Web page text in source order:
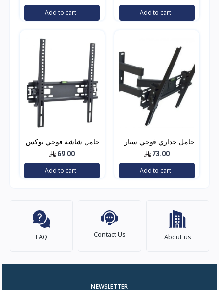
32)بوصة موديل 305
Add to cart
Add to cart
حامل جداري فوجي ستار
402
73.00
Add to cart
حامل شاشة فوجي بوكس
69.00
Add to cart
About us
Contact Us
FAQ
NEWSLETTER